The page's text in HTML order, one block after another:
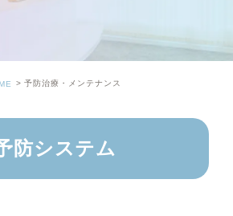
予防治療・メンテナンス
防システム